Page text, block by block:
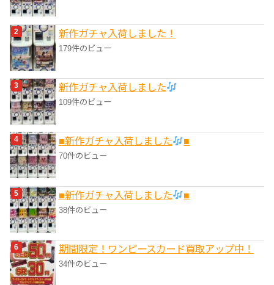
新作ガチャ入荷しました！
179件のビュー
新作ガチャ入荷しました
109件のビュー
■新作ガチャ入荷しました ■
70件のビュー
■新作ガチャ入荷しました ■
38件のビュー
期間限定！ワンピースカード買取アップ中！
34件のビュー